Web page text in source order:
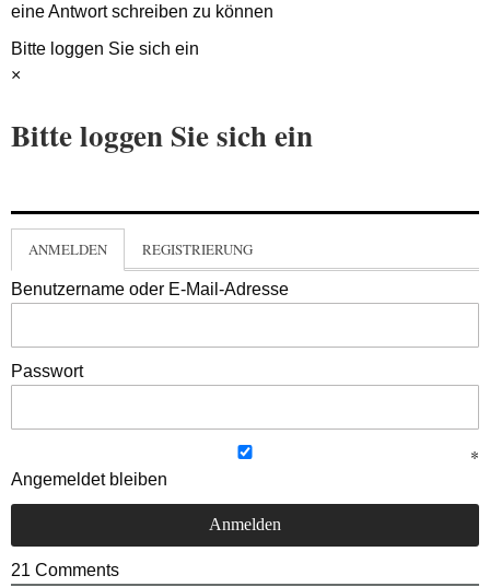
eine Antwort schreiben zu können
Bitte loggen Sie sich ein
×
Bitte loggen Sie sich ein
ANMELDEN REGISTRIERUNG
Benutzername oder E-Mail-Adresse
Passwort
Angemeldet bleiben
21 Comments